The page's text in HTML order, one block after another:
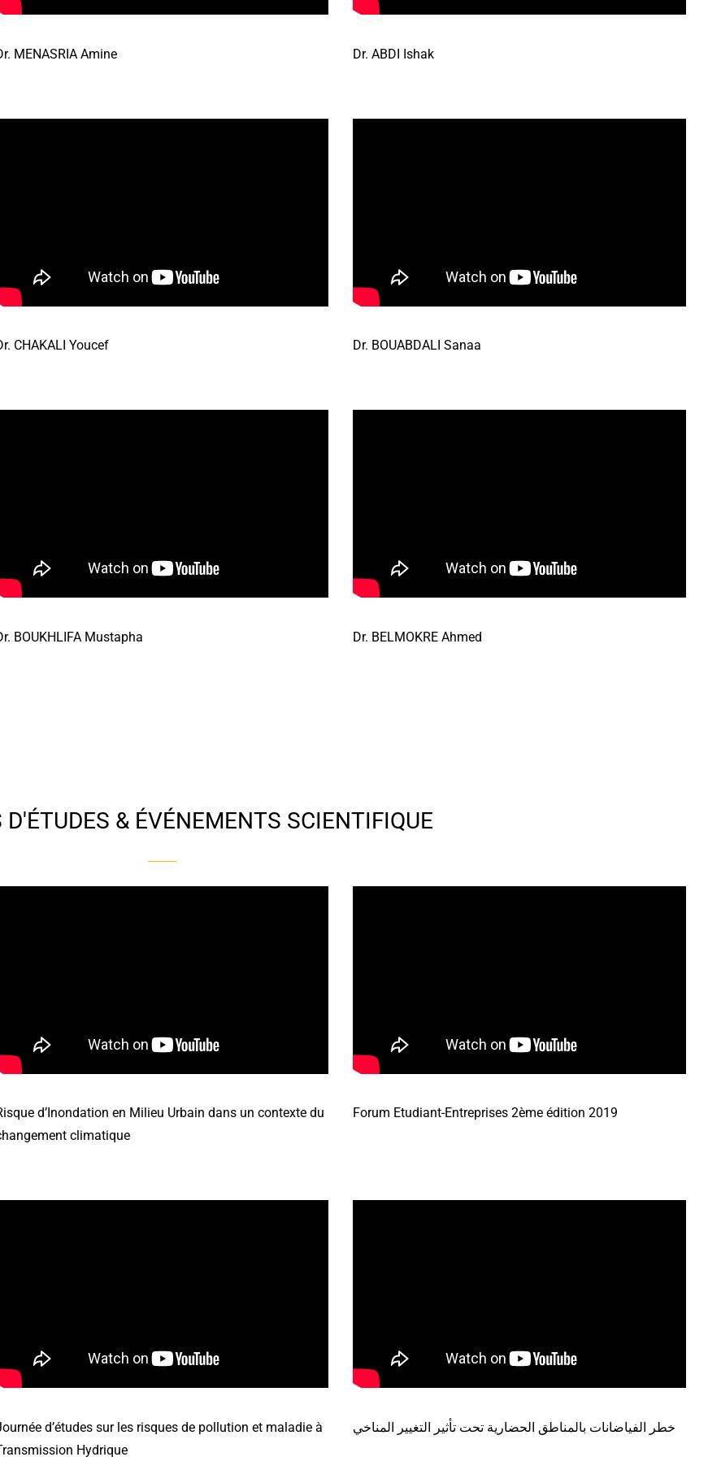
MENASRIA Amine Dr. ABDI Ishak
CHAKALI Youcef Dr. BOUABDALI Sanaa
BOUKHLIFA Mustapha Dr. BELMOKRE Ahmed
D'ÉTUDES & ÉVÉNEMENTS SCIENTIFIQUE
d’Inondation en Milieu Urbain dans un contexte du
climatique
Forum Etudiant-Entreprises 2ème édition 2019
d’études sur les risques de pollution et maladie à
Hydrique
خطر الفياضانات بالمناطق الحضارية تحت تأثير التغيير المناخي